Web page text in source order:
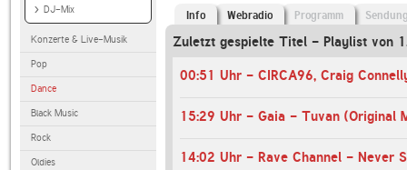
DJ-Mix
Konzerte & Live-Musik
Pop
Dance
Black Music
Rock
Oldies
Info Webradio Programm
Zuletzt gespielte Titel - Playlist von
15:29 Uhr - Gaia - Tuvan (Original